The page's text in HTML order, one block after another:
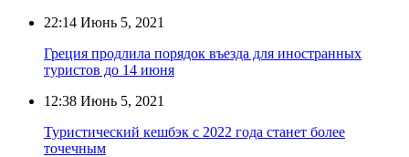
22:14 Июнь 5, 2021
Греция продлила порядок въезда для иностранных
туристов до 14 июня
12:38 Июнь 5, 2021
Туристический кешбэк с 2022 года станет более
точечным